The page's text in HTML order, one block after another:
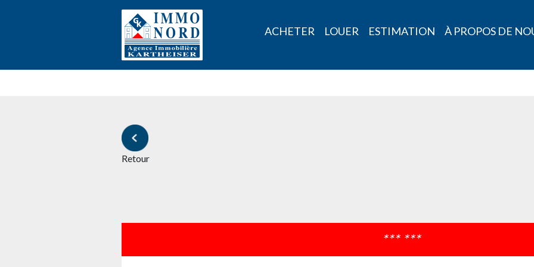
ACHETER LOUER ESTIMATION À PROPOS DE
Retour
*** ***